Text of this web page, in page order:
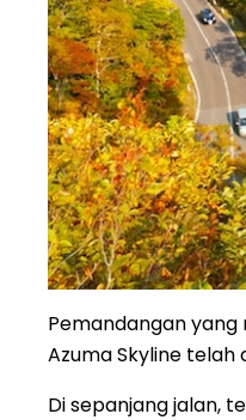
Pemandangan
Azuma Skyline telah
Di sepanjang jalan,